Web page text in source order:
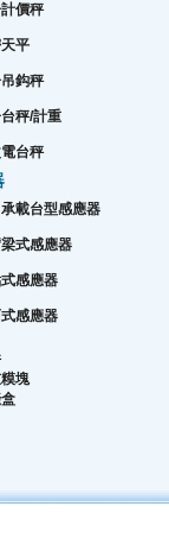
價秤
平
鈎秤
秤/計重
台秤
載台型感應器
式感應器
感應器
感應器
塊